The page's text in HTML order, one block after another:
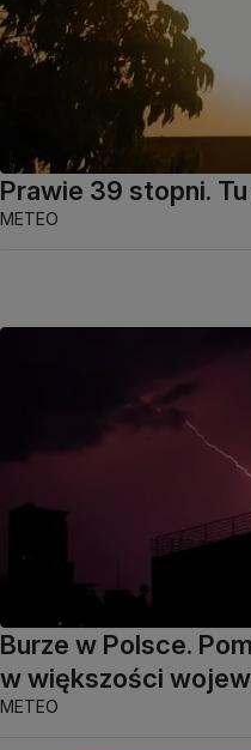
Prawie 39 stopni.
METEO
Burze w Polsce.
w większości
METEO